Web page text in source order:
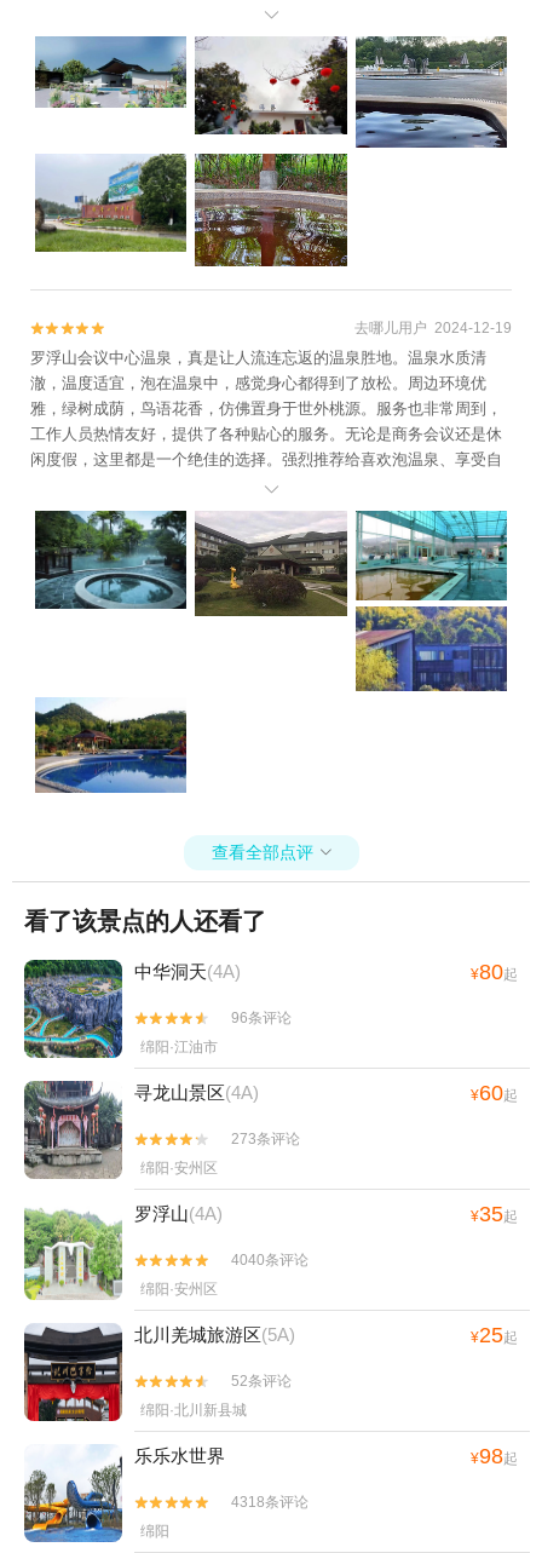


 去哪儿用户 2024-12-19
罗浮山会议中心温泉，真是让人流连忘返的温泉胜地。温泉水质清
澈，温度适宜，泡在温泉中，感觉身心都得到了放松。周边环境优
雅，绿树成荫，鸟语花香，仿佛置身于世外桃源。服务也非常周到，
工作人员热情友好，提供了各种贴心的服务。无论是商务会议还是休
闲度假，这里都是一个绝佳的选择。强烈推荐给喜欢泡温泉、享受自
然的朋友们，相信你们一定会爱上这里的！

查看全部点评 
看了该景点的人还看了
中华洞天(4A) ¥80起


96条评论
绵阳·江油市
寻龙山景区(4A) ¥60起


273条评论
绵阳·安州区
罗浮山(4A) ¥35起


4040条评论
绵阳·安州区
北川羌城旅游区(5A) ¥25起


52条评论
绵阳·北川新县城
乐乐水世界 ¥98起


4318条评论
绵阳